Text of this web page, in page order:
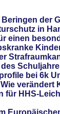
der
in
einen
bei 6k
verändert
für HHS-